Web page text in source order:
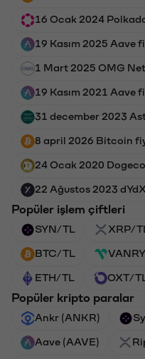
16 Ocak 2024
19 Kasım 2025 Aave
1 Mart 2025 OMG
19 Kasım 2021 Aave
31 december 2023
8 april 2026 Bitcoin
24 Ocak 2020
22 Ağustos 2023
Popüler işlem çiftleri
SYN/TL XRP/TL
BTC/TL
ETH/TL OXT/TL
Popüler kripto paralar
Ankr (ANKR)
Aave (AAVE)